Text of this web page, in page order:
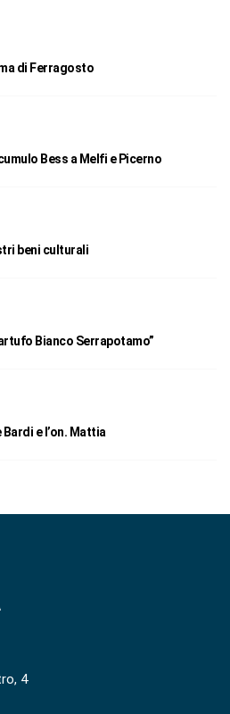
di Ferragosto
Bess a Melfi e Picerno
beni culturali
Bianco Serrapotamo”
e l’on. Mattia
4